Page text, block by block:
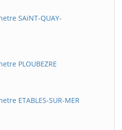
SAiNT-QUAY-
PLOUBEZRE
ETABLES-SUR-MER